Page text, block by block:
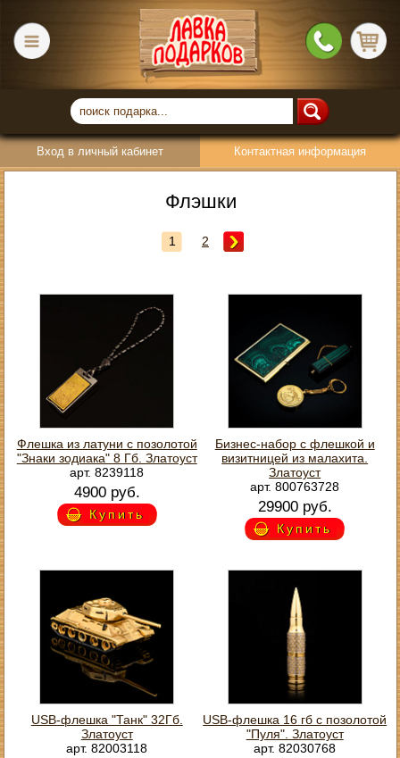
Вход в личный кабинет Контактная информация
Флэшки
1 2
Флешка из латуни с позолотой
"Знаки зодиака" 8 Гб. Златоуст
арт. 8239118
4900 руб.
Купить
Бизнес-набор с флешкой и
визитницей из малахита.
Златоуст
арт. 800763728
29900 руб.
Купить
USB-флешка "Танк" 32Гб.
Златоуст
арт. 82003118
USB-флешка 16 гб с позолотой
"Пуля". Златоуст
арт. 82030768